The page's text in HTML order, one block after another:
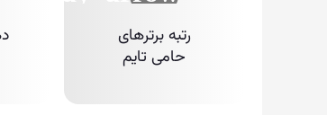
رتبه برترهای
حامی تایم